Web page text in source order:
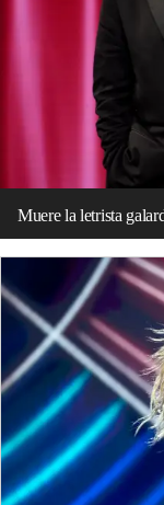
Muere la letrista